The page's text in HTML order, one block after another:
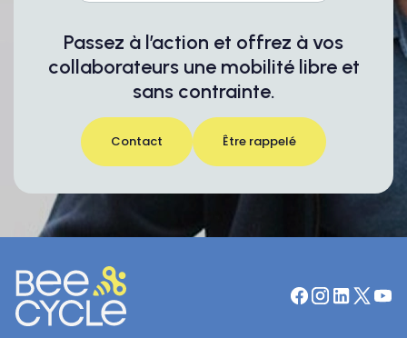
Passez à l’action et offrez à vos
collaborateurs une mobilité libre et
sans contrainte.
Contact Être rappelé